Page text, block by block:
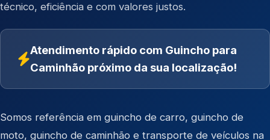
técnico, eficiência e com valores justos.
Atendimento rápido com Guincho para
Caminhão próximo da sua localização!
Somos referência em guincho de carro, guincho de
moto, guincho de caminhão e transporte de veículos na